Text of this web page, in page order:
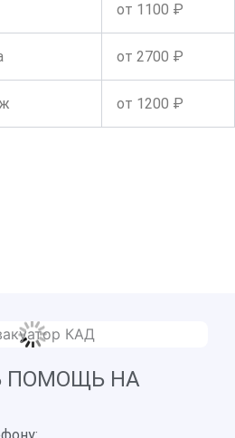
от 1100 ₽
от 2700 ₽
от 1200 ₽
ПОМОЩЬ НА